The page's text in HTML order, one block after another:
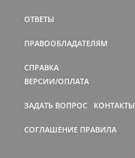
ОТВЕТЫ
ПРАВООБЛАДАТЕЛЯМ
СПРАВКА
ВЕРСИИ/ОПЛАТА
ЗАДАТЬ ВОПРОС КОНТАКТЫ
СОГЛАШЕНИЕ ПРАВИЛА